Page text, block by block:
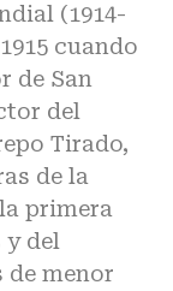
(1914-
cuando
de San
del
Tirado,
de la
primera
y del
menor